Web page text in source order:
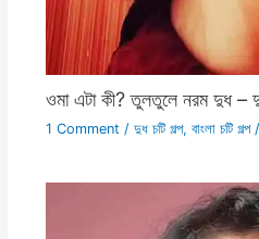
ওমা এটা কী? তুলতুলে নরম দুধ –
1 Comment / দুধ চটি গল্প, বাংলা চটি গল্প/